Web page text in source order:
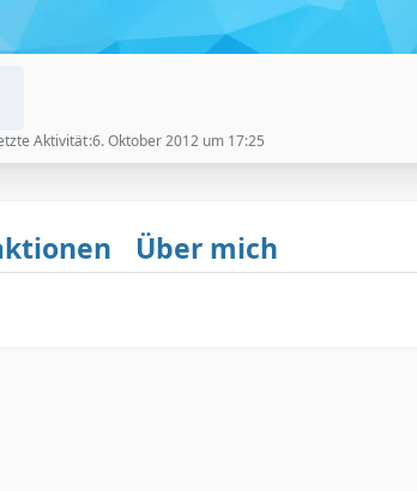
Aktivität 6. Oktober 2012 um 17:25
Über mich